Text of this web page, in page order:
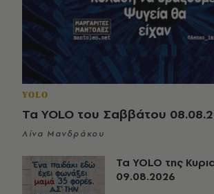
YOLO
Τα YOLO του Σαββάτου
Λίνα Μανδράκου
Τα YOLO της
09.08.2026